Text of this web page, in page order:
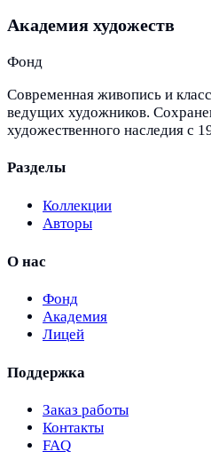
Академия художеств
Фонд
Современная живопись и
ведущих художников.
художественного наследия с
Разделы
Коллекции
Авторы
О нас
Фонд
Академия
Лицей
Поддержка
Заказ работы
Контакты
FAQ